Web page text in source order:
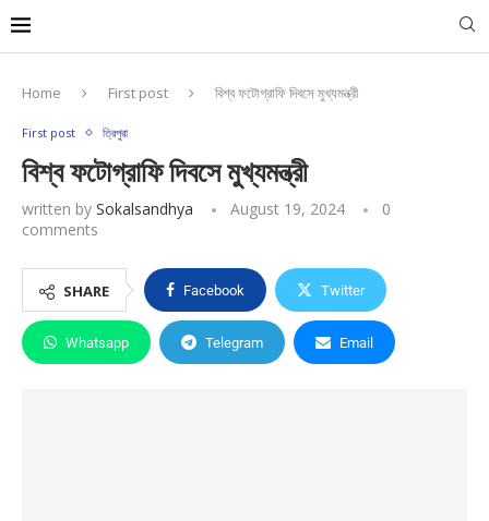
Home First post বিশ্ব ফটোগ্রাফি দিবসে মুখ্যমন্ত্রী
First post ত্রিপুরা
বিশ্ব ফটোগ্রাফি দিবসে মুখ্যমন্ত্রী
written by Sokalsandhya August 19, 2024
0
comments
SHARE Facebook Twitter
Whatsapp Telegram Email